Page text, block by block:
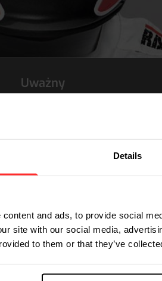
Details
and ads, to provide social
site with our social media,
to them or that they’ve
Uważny